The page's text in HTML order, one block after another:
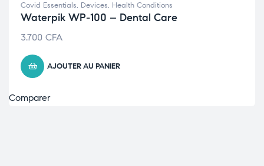
Covid Essentials, Devices, Health Conditions
Waterpik WP-100 – Dental Care
3.700 CFA
AJOUTER AU PANIER
Comparer